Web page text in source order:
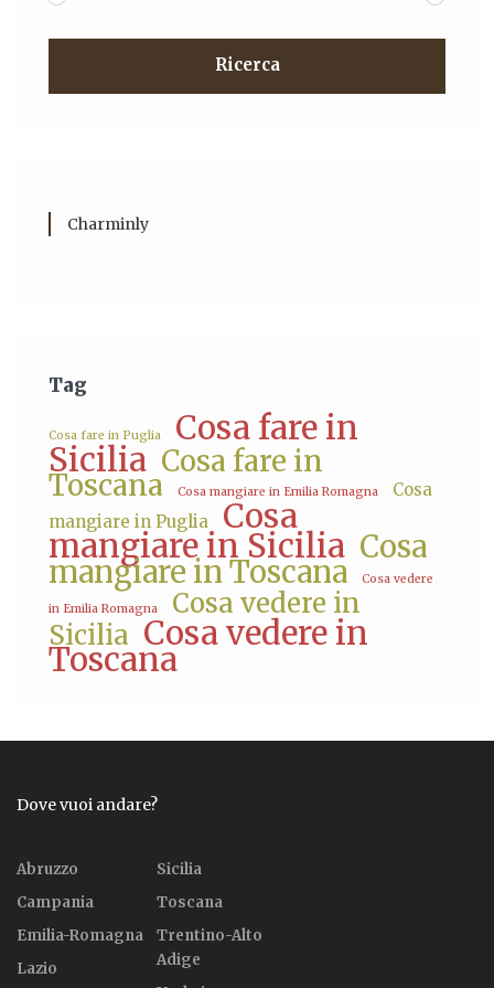
Ricerca
Charminly
Tag
Cosa fare in Puglia Cosa fare in
Sicilia Cosa fare in
Toscana Cosa mangiare in Emilia Romagna
Cosa
mangiare in Puglia
Cosa
mangiare in Sicilia Cosa
mangiare in Toscana Cosa vedere
in Emilia Romagna
Cosa vedere in
Sicilia Cosa vedere in
Toscana
Dove vuoi andare?
Abruzzo
Campania
Emilia-Romagna
Lazio
Sicilia
Toscana
Trentino-Alto
Adige